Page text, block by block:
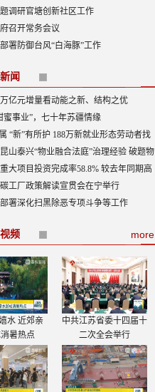
调研官塘创新社区工作
召开常务会议
署防御台风“白海豚”工作
闻
亿元增量看动能之新、结构之优
蜜事业”，七十年苏疆情缘
“新”有所护 188万新就业形态劳动者找
山泰兴“物业融合法庭”治理经验 破题物
大难”
大项目投资完成率58.8% 较去年同期高
分点工厂政策解读宣贯会在宁举行
署深化扫黑除恶专项斗争等工作
more
频
水 近郊亲
暑热点
中共江苏省委十四届十
二次全会举行